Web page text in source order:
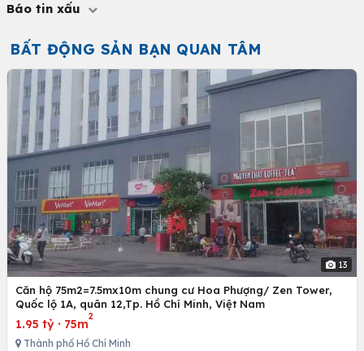
Báo tin xấu
BẤT ĐỘNG SẢN BẠN QUAN TÂM
13
Căn hộ 75m2=7.5mx10m chung cư Hoa Phượng/ Zen Tower,
Quốc lộ 1A, quân 12,Tp. Hồ Chí Minh, Việt Nam
1.95 tỷ · 75m
2
Thành phố Hồ Chí Minh